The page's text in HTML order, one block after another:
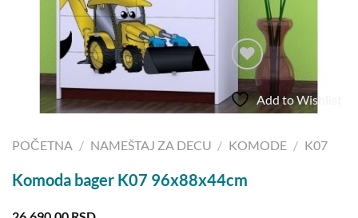
Add to Wishlist
POČETNA / NAMEŠTAJ ZA DECU / KOMODE / K07
Komoda bager K07 96x88x44cm